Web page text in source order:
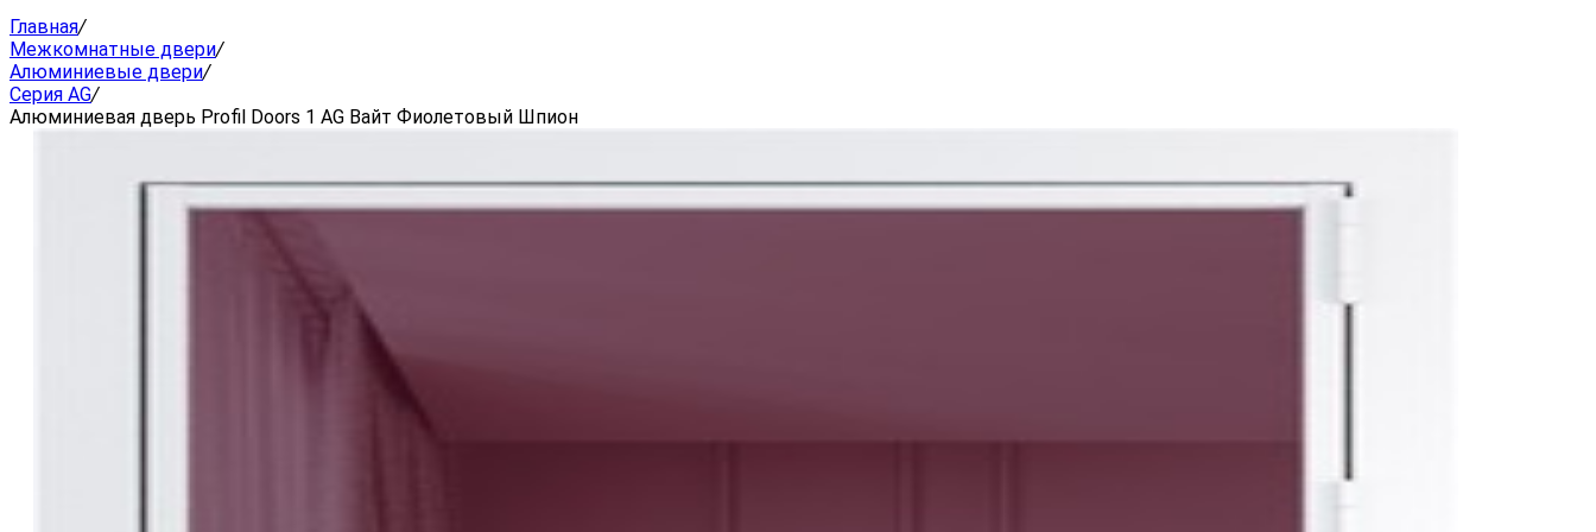
Главная/
Межкомнатные двери/
Алюминиевые двери/
Серия AG/
Алюминиевая дверь Profil Doors 1 AG Вайт Фиолетовый Шпион